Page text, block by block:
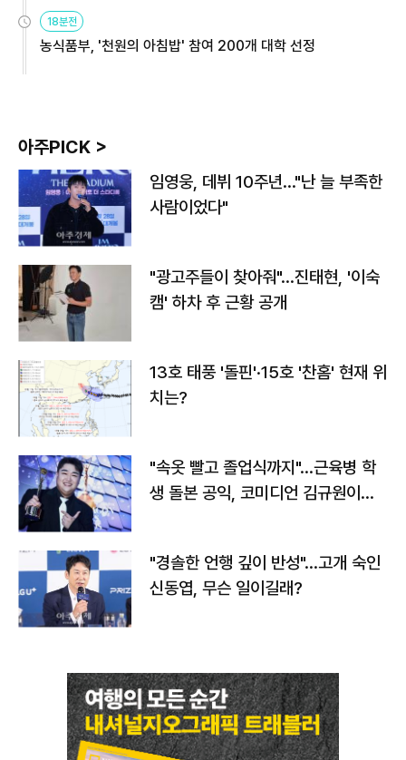
18분전
농식품부, '천원의 아침밥' 참여 200개 대학 선정
아주PICK >
임영웅, 데뷔 10주년…"난 늘 부족한
사람이었다"
"광고주들이 찾아줘"…진태현, '이숙
캠' 하차 후 근황 공개
13호 태풍 '돌핀'·15호 '찬홈' 현재 위
치는?
"속옷 빨고 졸업식까지"…근육병 학
생 돌본 공익, 코미디언 김규원이었
"경솔한 언행 깊이 반성"…고개 숙인
신동엽, 무슨 일이길래?